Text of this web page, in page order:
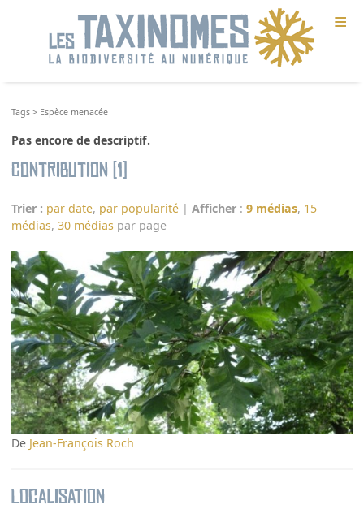
≡
Tags > Espèce menacée
Pas encore de descriptif.
Contribution (1)
Trier : par date, par popularité |Afficher :9 médias, 15
médias,30 médias par page
De Jean-François Roch
Localisation